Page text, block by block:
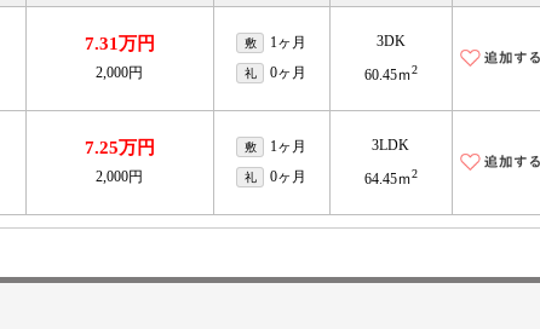
7.31万円
2,000円
敷 1ヶ月
礼 0ヶ月
3DK
60.45ｍ2
7.25万円
2,000円
敷 1ヶ月
礼 0ヶ月
3LDK
64.45ｍ2